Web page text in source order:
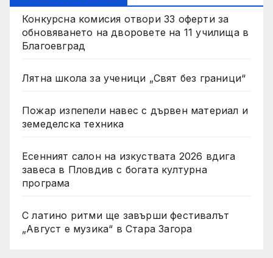
Конкурсна комисия отвори 33 оферти за
обновяването на дворовете на 11 училища в
Благоевград
Лятна школа за ученици „Свят без граници“
Пожар изпепели навес с дървен материал и
земеделска техника
Есенният салон на изкуствата 2026 вдига
завеса в Пловдив с богата културна
програма
С латино ритми ще завърши фестивалът
„Август е музика“ в Стара Загора